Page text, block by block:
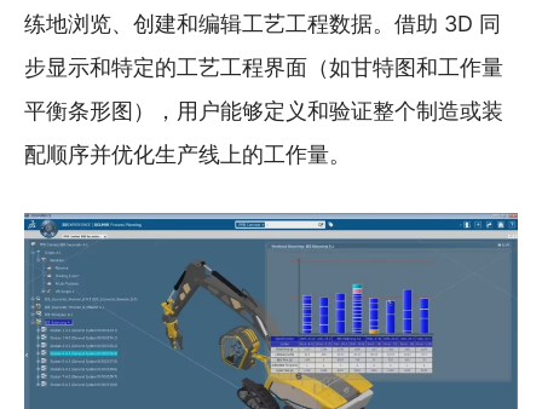
练地浏览、创建和编辑工艺工程数据。借助 3D 同
步显示和特定的工艺工程界面（如甘特图和工作量
平衡条形图），用户能够定义和验证整个制造或装
配顺序并优化生产线上的工作量。